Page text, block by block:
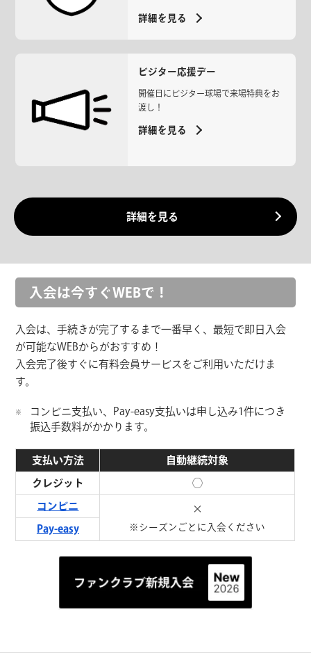
詳細を見る
ビジター応援デー
開催日にビジター球場で来場特典をお
渡し！
詳細を見る
詳細を見る
入会は今すぐWEBで！
入会は、手続きが完了するまで一番早く、最短で即日入会
が可能なWEBからがおすすめ！
入会完了後すぐに有料会員サービスをご利用いただけま
す。
※
コンビニ支払い、Pay-easy支払いは申し込み1件につき
振込手数料がかかります。
支払い方法 自動継続対象
クレジット ◯
コンビニ ×
※シーズンごとに 入会ください
Pay-easy